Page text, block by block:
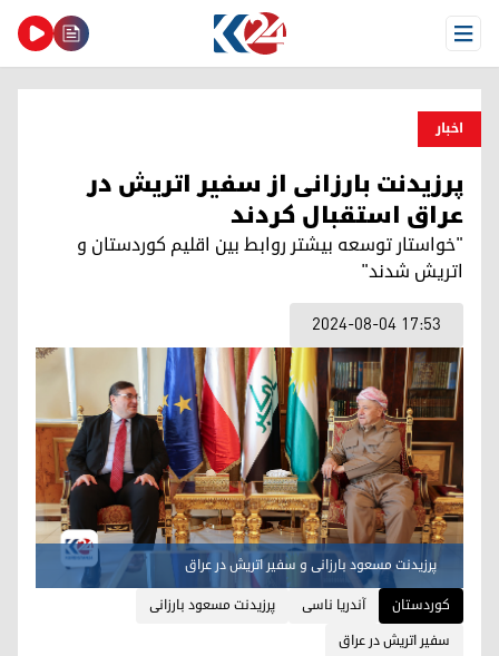
Open Menu
اخبار
پرزیدنت بارزانی از سفیر اتریش در
عراق استقبال کردند
"خواستار توسعه بیشتر روابط بین اقلیم کوردستان و
اتریش شدند"
2024-08-04 17:53
پرزیدنت مسعود بارزانی و سفیر اتریش در عراق
کوردستان
آندریا ناسی
پرزیدنت مسعود بارزانی
سفیر اتریش در عراق